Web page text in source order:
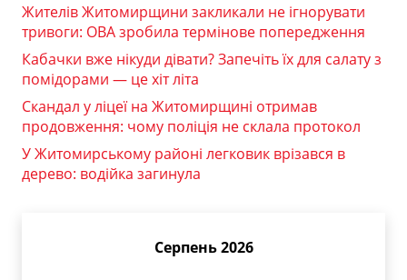
Жителів Житомирщини закликали не ігнорувати
тривоги: ОВА зробила термінове попередження
Кабачки вже нікуди дівати? Запечіть їх для салату з
помідорами — це хіт літа
Скандал у ліцеї на Житомирщині отримав
продовження: чому поліція не склала протокол
У Житомирському районі легковик врізався в
дерево: водійка загинула
Серпень 2026